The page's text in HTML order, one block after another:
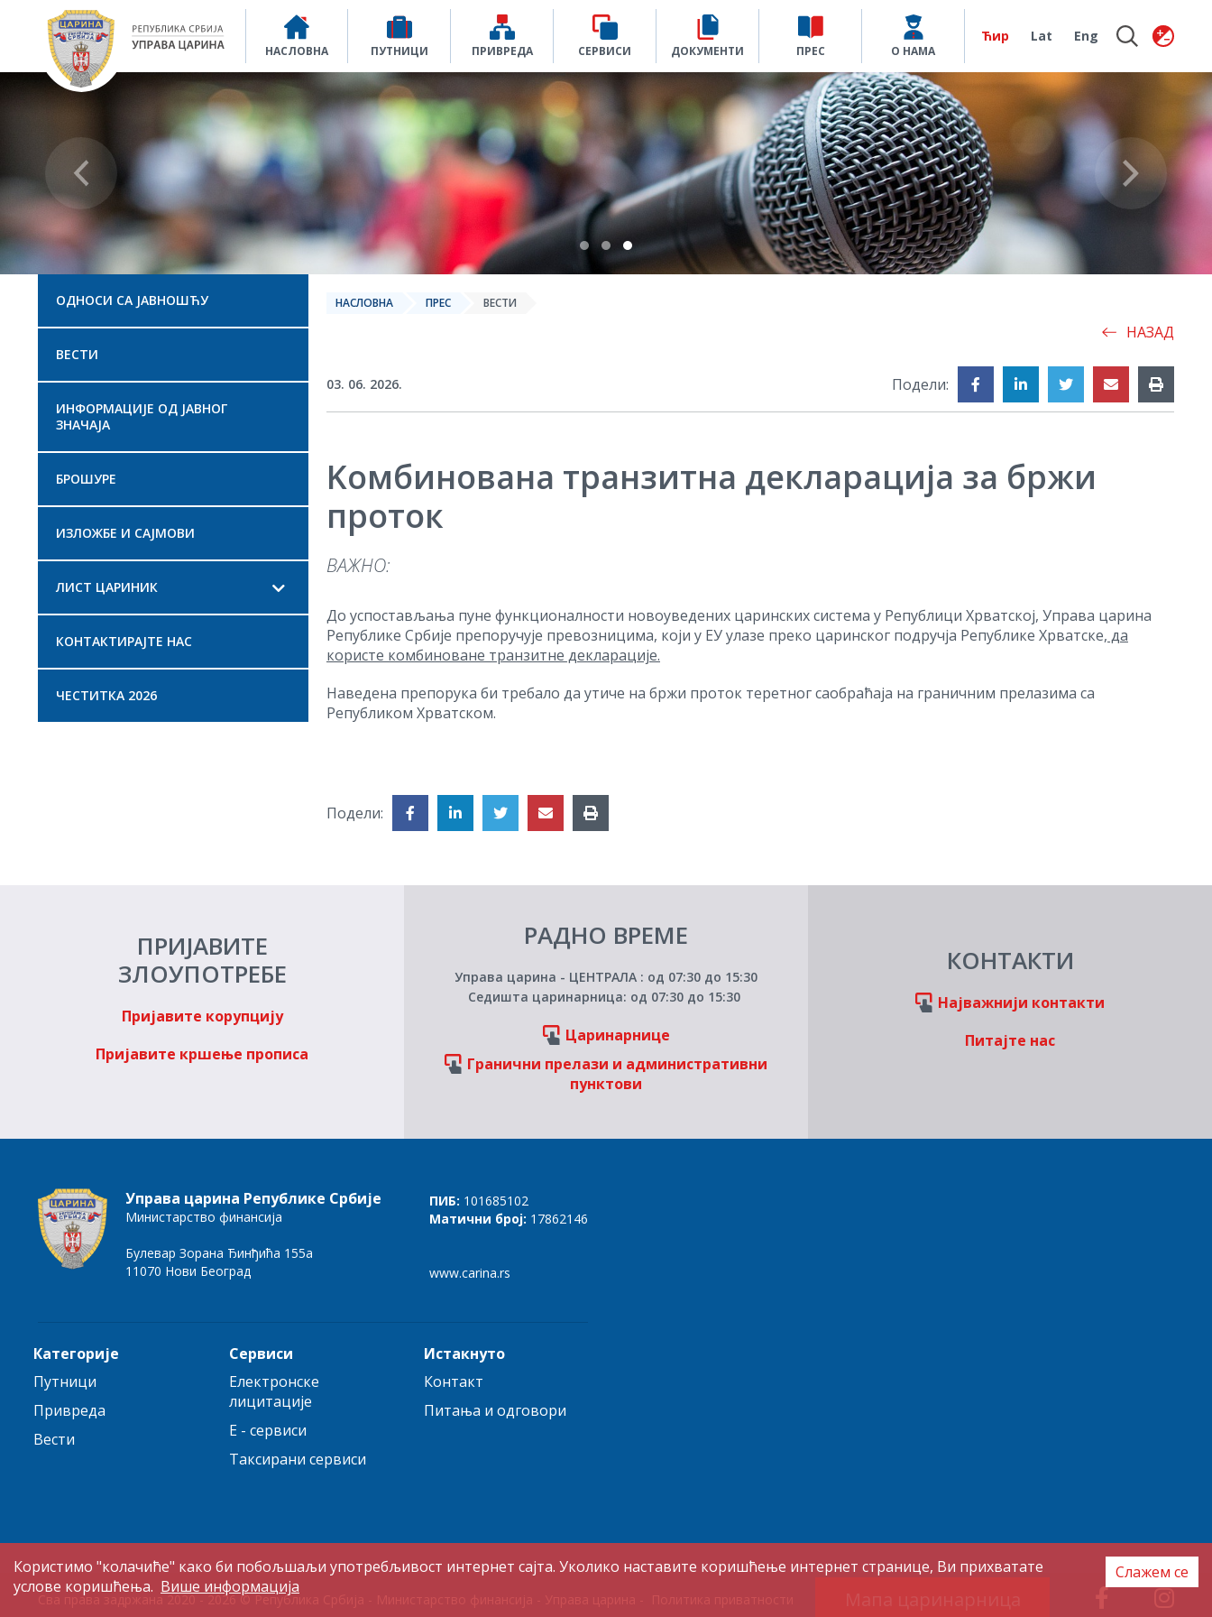
Управа царина
НАСЛОВНА ПУТНИЦИ ПРИВРЕДА СЕРВИСИ ДОКУМЕНТИ ПРЕС О НАМА
Ћир Lat Eng
Користимо "колачиће" како би побољшаљи употребљивост интернет сајта. Уколико наставите коришћење интернет странице, Ви прихватате
услове коришћења. Више информација
Слажем се
ОДНОСИ СА ЈАВНОШЋУ
ВЕСТИ
ИНФОРМАЦИЈЕ ОД ЈАВНОГ
ЗНАЧАЈА
БРОШУРЕ
ИЗЛОЖБЕ И САЈМОВИ
ЛИСТ ЦАРИНИК
КОНТАКТИРАЈТЕ НАС
ЧЕСТИТКА 2026
НАСЛОВНА ПРЕС ВЕСТИ
НАЗАД
03. 06. 2026. Подели:
Kомбинованa транзитна декларација за бржи
проток
ВАЖНО:
До успостављања пуне функционалности новоуведених царинских система у Републици Хрватској, Управа царина
Републике Србије препоручује превозницима, који у ЕУ улазе преко царинског подручја Републике Хрватске, да
користе комбиноване транзитне декларације.
Наведена препорука би требало да утиче на бржи проток теретног саобраћаја на граничним прелазима са
Републиком Хрватском.
Подели:
ПРИЈАВИТЕ
ЗЛОУПОТРЕБЕ
Пријавите корупцију
Пријавите кршење прописа
РАДНО ВРЕМЕ
Управа царина - ЦЕНТРАЛА : од 07:30 до 15:30
Седишта царинарница: од 07:30 до 15:30
Царинарнице
Гранични прелази и административни
пунктови
КОНТАКТИ
Најважнији контакти
Питајте нас
Управа царина Републике Србије
Министарство финансија
Булевар Зорана Ђинђића 155а
11070 Нови Београд
ПИБ: 101685102
Матични број: 17862146
www.carina.rs
Категорије
Путници
Привреда
Вести
Сервиси
Електронске
лицитације
E - сервиси
Таксирани сервиси
Истакнуто
Контакт
Питања и одговори
Сва права задржана 2020 - 2026 © Република Србија - Министарство финансија - Управа царина - Политика приватности